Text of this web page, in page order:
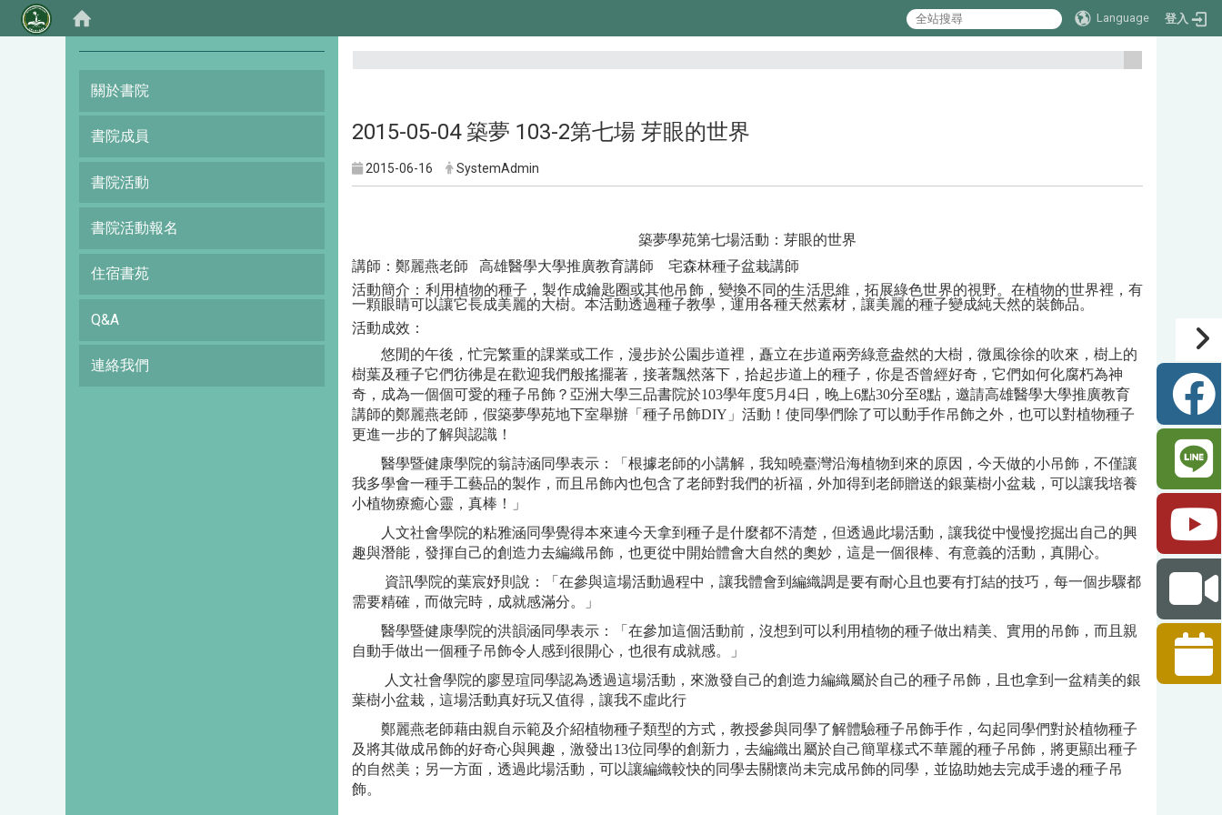
Language 登入
:::
關於書院
書院成員
書院活動
書院活動報名
住宿書苑
Q&A
連絡我們
2015-05-04 築夢 103-2第七場 芽眼的世界
2015-06-16 SystemAdmin
築夢學苑第七場活動：芽眼的世界
講師：鄭麗燕老師 高雄醫學大學推廣教育講師 宅森林種子盆栽講師
活動簡介：利用植物的種子，製作成鑰匙圈或其他吊飾，變換不同的生活思維，拓展綠色世界的視野。在植物的世界裡，有
一顆眼睛可以讓它長成美麗的大樹。本活動透過種子教學，運用各種天然素材，讓美麗的種子變成純天然的裝飾品。
活動成效：
悠閒的午後，忙完繁重的課業或工作，漫步於公園步道裡，矗立在步道兩旁綠意盎然的大樹，微風徐徐的吹來，樹上的
樹葉及種子它們彷彿是在歡迎我們般搖擺著，接著飄然落下，拾起步道上的種子，你是否曾經好奇，它們如何化腐朽為神
奇，成為一個個可愛的種子吊飾？亞洲大學三品書院於103學年度5月4日，晚上6點30分至8點，邀請高雄醫學大學推廣教育
講師的鄭麗燕老師，假築夢學苑地下室舉辦「種子吊飾DIY」活動！使同學們除了可以動手作吊飾之外，也可以對植物種子
更進一步的了解與認識！
醫學暨健康學院的翁詩涵同學表示：「根據老師的小講解，我知曉臺灣沿海植物到來的原因，今天做的小吊飾，不僅讓
我多學會一種手工藝品的製作，而且吊飾內也包含了老師對我們的祈福，外加得到老師贈送的銀葉樹小盆栽，可以讓我培養
小植物療癒心靈，真棒！」
人文社會學院的粘雅涵同學覺得本來連今天拿到種子是什麼都不清楚，但透過此場活動，讓我從中慢慢挖掘出自己的興
趣與潛能，發揮自己的創造力去編織吊飾，也更從中開始體會大自然的奧妙，這是一個很棒、有意義的活動，真開心。
資訊學院的葉宸妤則說：「在參與這場活動過程中，讓我體會到編織調是要有耐心且也要有打結的技巧，每一個步驟都
需要精確，而做完時，成就感滿分。」
醫學暨健康學院的洪韻涵同學表示：「在參加這個活動前，沒想到可以利用植物的種子做出精美、實用的吊飾，而且親
自動手做出一個種子吊飾令人感到很開心，也很有成就感。」
人文社會學院的廖昱瑄同學認為透過這場活動，來激發自己的創造力編織屬於自己的種子吊飾，且也拿到一盆精美的銀
葉樹小盆栽，這場活動真好玩又值得，讓我不虛此行
鄭麗燕老師藉由親自示範及介紹植物種子類型的方式，教授參與同學了解體驗種子吊飾手作，勾起同學們對於植物種子
及將其做成吊飾的好奇心與興趣，激發出13位同學的創新力，去編織出屬於自己簡單樣式不華麗的種子吊飾，將更顯出種子
的自然美；另一方面，透過此場活動，可以讓編織較快的同學去關懷尚未完成吊飾的同學，並協助她去完成手邊的種子吊
飾。